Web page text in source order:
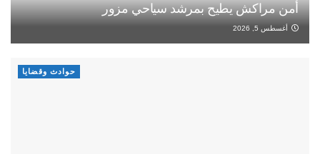
أمن مراكش يطيح بمرشد سياحي مزور
أغسطس 5, 2026
حوادث وقضايا